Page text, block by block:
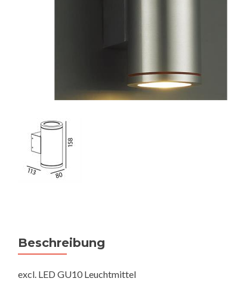
Beschreibung
excl. LED GU10 Leuchtmittel